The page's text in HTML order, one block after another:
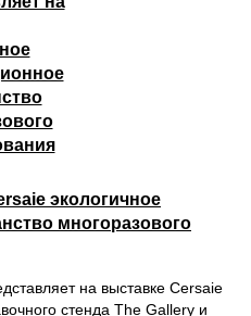
экологичное
многоразового
на выставке Cersaie
стенда The Gallery и